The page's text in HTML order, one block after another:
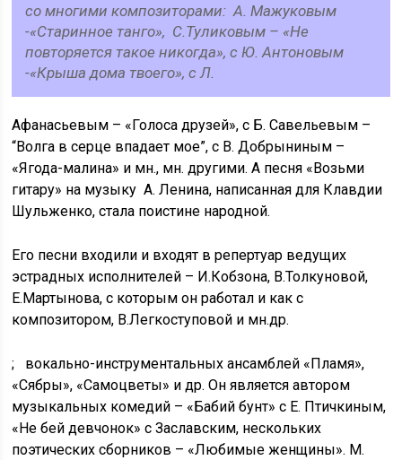
со многими композиторами: А. Мажуковым
-«Старинное танго», С.Туликовым – «Не
повторяется такое никогда», с Ю. Антоновым
-«Крыша дома твоего», с Л.
Афанасьевым – «Голоса друзей», с Б. Савельевым –
“Волга в серце впадает мое”, с В. Добрыниным –
«Ягода-малина» и мн., мн. другими. А песня «Возьми
гитару» на музыку А. Ленина, написанная для Клавдии
Шульженко, стала поистине народной.
Его песни входили и входят в репертуар ведущих
эстрадных исполнителей – И.Кобзона, В.Толкуновой,
Е.Мартынова, с которым он работал и как с
композитором, В.Легкоступовой и мн.др.
; вокально-инструментальных ансамблей «Пламя»,
«Сябры», «Самоцветы» и др. Он является автором
музыкальных комедий – «Бабий бунт» с Е. Птичкиным,
«Не бей девчонок» с Заславским, нескольких
поэтических сборников – «Любимые женщины». М.